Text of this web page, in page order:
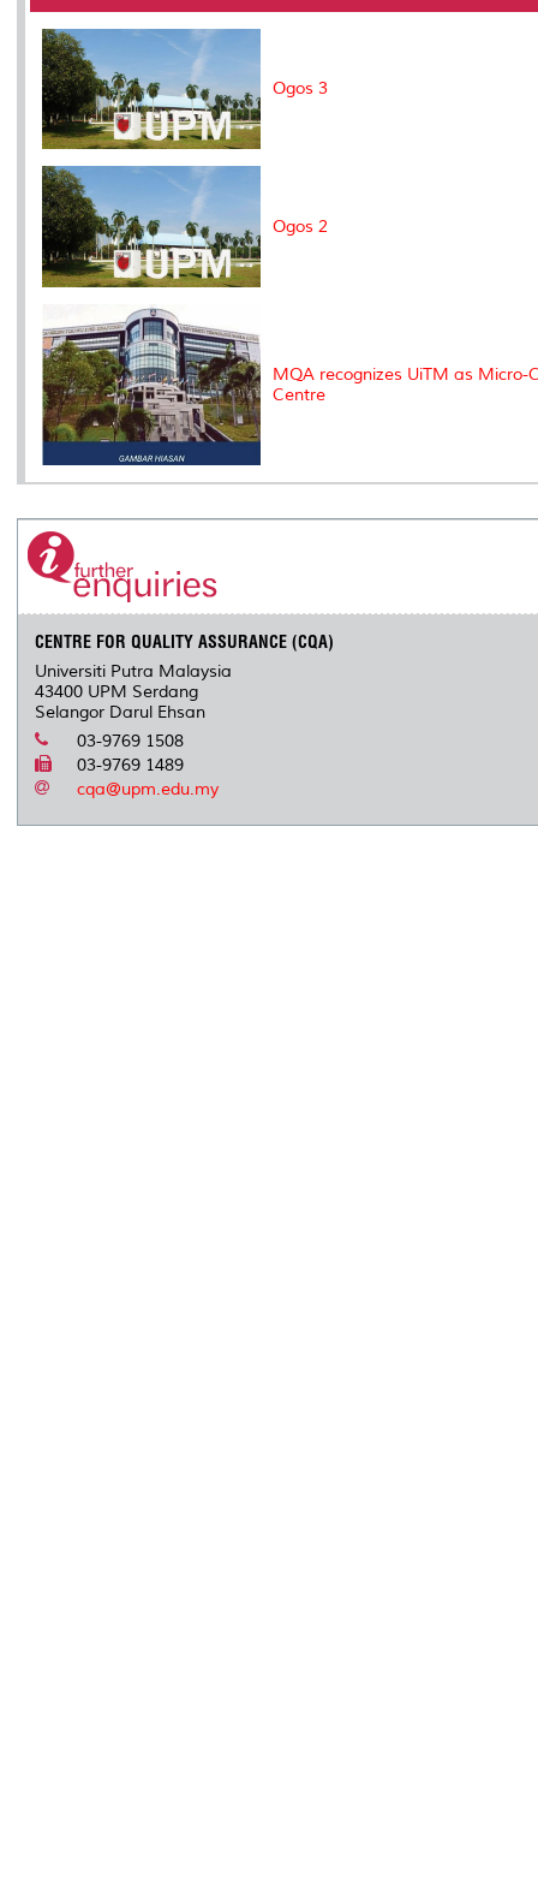
o
k
r
I
n
n
e
Ogos 3
Ogos 2
MQA recognizes UiTM as Micro-
Centre
CENTRE FOR QUALITY ASSURANCE (CQA)
Universiti Putra Malaysia
43400 UPM Serdang
Selangor Darul Ehsan
03-9769 1508
03-9769 1489
cqa@upm.edu.my